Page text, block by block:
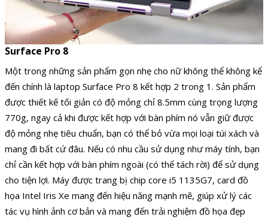
Surface Pro 8
Một trong những sản phẩm gọn nhẹ cho nữ không thể không kể
đến chính là laptop Surface Pro 8 kết hợp 2 trong 1. Sản phẩm
được thiết kế tối giản có độ mỏng chỉ 8.5mm cùng trọng lượng
770g, ngay cả khi được kết hợp với bàn phím nó vẫn giữ được
độ mỏng nhẹ tiêu chuẩn, bạn có thể bỏ vừa mọi loại túi xách và
mang đi bất cứ đâu. Nếu có nhu cầu sử dụng như máy tính, bạn
chỉ cần kết hợp với bàn phím ngoài (có thể tách rời) để sử dụng
cho tiện lợi. Máy được trang bị chip core i5 1135G7, card đồ
họa Intel Iris Xe mang đến hiệu năng mạnh mẽ, giúp xử lý các
tác vụ hình ảnh cơ bản và mang đến trải nghiệm đồ họa đẹp